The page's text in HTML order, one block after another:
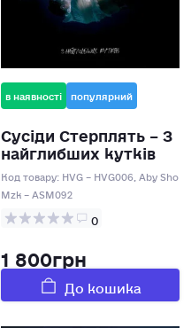
в наявності популярний
Сусіди Стерплять – З
найглибших кутків
Код товару: HVG – HVG006, Aby Sho
Mzk – ASM092
0
1 800грн
До кошика